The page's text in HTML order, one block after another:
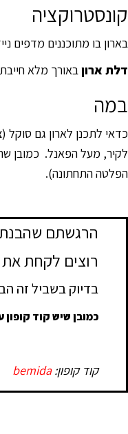
קונסטרוקציה
בארון בו מתוכננים מדפים
דלת ארוןבאורך מלא חייבת לפחות 4 צירים ע”מ לשאת את משקלה. 4 אולי יספיקו, אך עדיף 5. דלת
במה
לקיר, מעל הפאנל. כמובן
הפלטה התחתונה).
הרגשתם
רוצים לקחת
בדיוק בשביל זה
כמובן שיש קוד
קוד קופון:bemida